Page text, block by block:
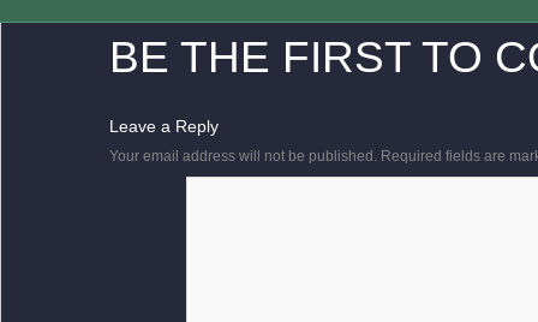
BE THE FIRST TO
Leave a Reply
Your email address will not be published. Required fields are